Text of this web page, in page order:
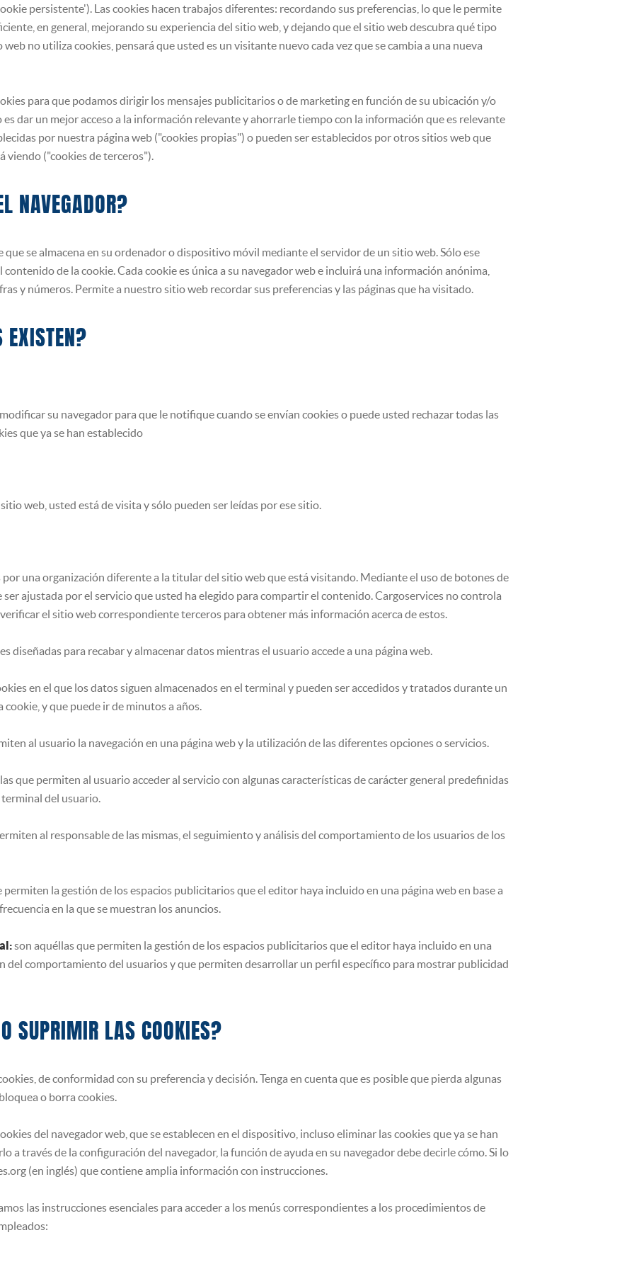
persistente'). Las cookies hacen trabajos diferentes: recordando sus preferencias, lo que le permite
en general, mejorando su experiencia del sitio web, y dejando que el sitio web descubra qué tipo
no utiliza cookies, pensará que usted es un visitante nuevo cada vez que se cambia a una nueva
para que podamos dirigir los mensajes publicitarios o de marketing en función de su ubicación y/o
dar un mejor acceso a la información relevante y ahorrarle tiempo con la información que es relevante
por nuestra página web ("cookies propias") o pueden ser establecidos por otros sitios web que
viendo ("cookies de terceros").
NAVEGADOR?
se almacena en su ordenador o dispositivo móvil mediante el servidor de un sitio web. Sólo ese
de la cookie. Cada cookie es única a su navegador web e incluirá una información anónima,
y números. Permite a nuestro sitio web recordar sus preferencias y las páginas que ha visitado.
EXISTEN?
su navegador para que le notifique cuando se envían cookies o puede usted rechazar todas las
que ya se han establecido
web, usted está de visita y sólo pueden ser leídas por ese sitio.
por una organización diferente a la titular del sitio web que está visitando. Mediante el uso de botones de
ajustada por el servicio que usted ha elegido para compartir el contenido. Cargoservices no controla
el sitio web correspondiente terceros para obtener más información acerca de estos.
diseñadas para recabar y almacenar datos mientras el usuario accede a una página web.
en el que los datos siguen almacenados en el terminal y pueden ser accedidos y tratados durante un
y que puede ir de minutos a años.
al usuario la navegación en una página web y la utilización de las diferentes opciones o servicios.
que permiten al usuario acceder al servicio con algunas características de carácter general predefinidas
del usuario.
al responsable de las mismas, el seguimiento y análisis del comportamiento de los usuarios de los
la gestión de los espacios publicitarios que el editor haya incluido en una página web en base a
en la que se muestran los anuncios.
son aquéllas que permiten la gestión de los espacios publicitarios que el editor haya incluido en una
del comportamiento del usuarios y que permiten desarrollar un perfil específico para mostrar publicidad
SUPRIMIR LAS COOKIES?
de conformidad con su preferencia y decisión. Tenga en cuenta que es posible que pierda algunas
o borra cookies.
del navegador web, que se establecen en el dispositivo, incluso eliminar las cookies que ya se han
a través de la configuración del navegador, la función de ayuda en su navegador debe decirle cómo. Si lo
(en inglés) que contiene amplia información con instrucciones.
las instrucciones esenciales para acceder a los menús correspondientes a los procedimientos de